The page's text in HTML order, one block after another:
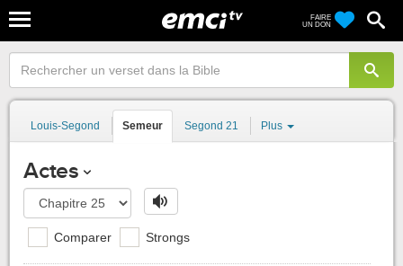
FAIRE
UN DON
Louis-Segond Semeur Segond 21 Plus
Actes
Comparer Strongs